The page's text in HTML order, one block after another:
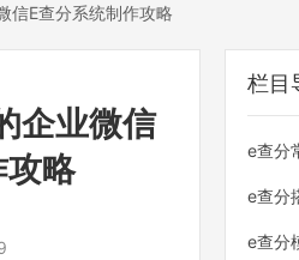
信E查分系统制作攻略
企业微信
攻略
栏目
e查分
e查分
e查分